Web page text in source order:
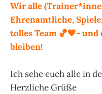
Wir alle
Ehrenamtliche,
tolles Team 🏀🧡-
bleiben!
Ich sehe euch alle in
Herzliche Grüße